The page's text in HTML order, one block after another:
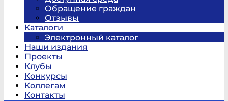
Обращение граждан
Отзывы
Каталоги
Электронный каталог
Наши издания
Проекты
Клубы
Конкурсы
Коллегам
Контакты